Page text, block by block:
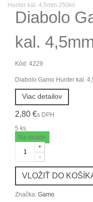
Hunter kal. 4,5mm 250ks
Diabolo
kal.
Kód: 4229
Diabolo Gamo Hunter kal.
Viac detailov
2,80 €s DPH
5 ks.
Na sklade
-
+
VLOŽIŤ DO
Značka: Gamo